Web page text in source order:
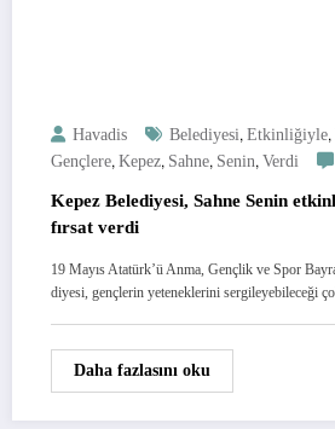
Havadis Belediyesi, Etkinliğiyle,
Gençlere, Kepez, Sahne, Senin, Verdi
Kepez Belediyesi, Sahne Senin
fırsat verdi
19 Mayıs Atatürk’ü Anma, Gençlik ve Spor
diyesi, gençlerin yeteneklerini sergileyebileceği
Daha fazlasını oku